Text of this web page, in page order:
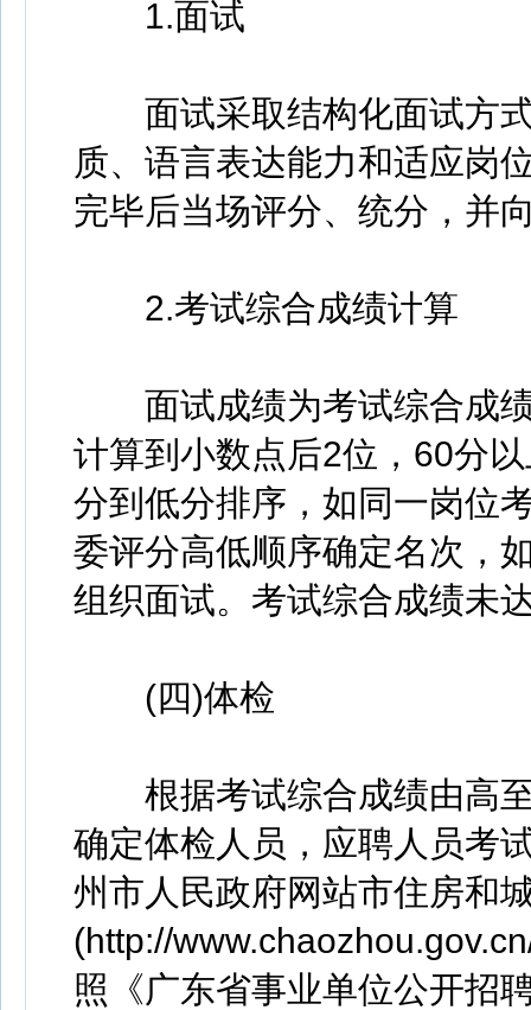
1.面试
面试采取结构化面试方式
质、语言表达能力和适应岗
完毕后当场评分、统分，并
2.考试综合成绩计算
面试成绩为考试综合成绩
计算到小数点后2位，60分
分到低分排序，如同一岗位
委评分高低顺序确定名次，
组织面试。考试综合成绩未
(四)体检
根据考试综合成绩由高至
确定体检人员，应聘人员考
州市人民政府网站市住房和
(http://
照《广东省事业单位公开招